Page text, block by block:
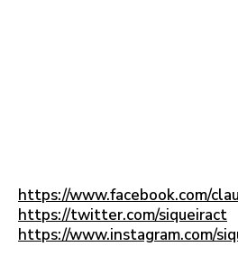
https://www.facebook.com/
https://twitter.com/siqueiract
https://www.instagram.com/